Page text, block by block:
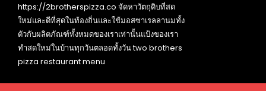
https://2brotherspizza.co จัดหาวัตถุดิบที่สด
ใหม่และดีที่สุดในท้องถิ่นและใช้มอสซาเรลลานมทั้ง
ตัวกับผลิตภัณฑ์ทั้งหมดของเราเท่านั้นแป้งของเรา
ทำสดใหม่ในบ้านทุกวันตลอดทั้งวัน two brothers
pizza restaurant menu